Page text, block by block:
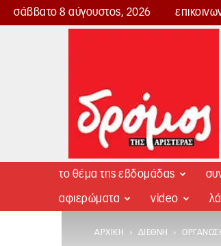
σάββατο 8 αύγουστος, 2026
Δρόμος
το θέμα της εβδομάδας
αφιερώματα video
ΑΡΧΙΚΉ ΔΙΕΘΝΉ